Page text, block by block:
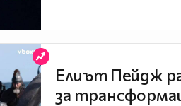
Елиът Пейдж
за